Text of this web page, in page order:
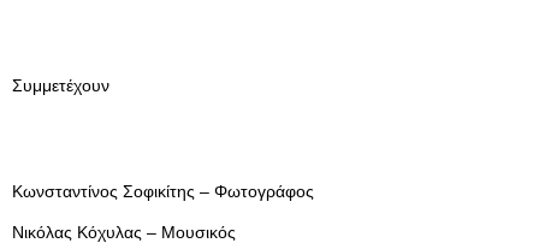
Συμμετέχουν
Κωνσταντίνος Σοφικίτης – Φωτογράφος
Νικόλας Κόχυλας – Μουσικός